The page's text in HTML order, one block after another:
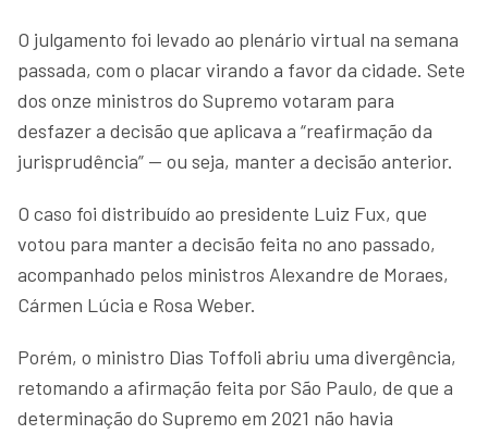
O julgamento foi levado ao plenário virtual na semana
passada, com o placar virando a favor da cidade. Sete
dos onze ministros do Supremo votaram para
desfazer a decisão que aplicava a “reafirmação da
jurisprudência” — ou seja, manter a decisão anterior.
O caso foi distribuído ao presidente Luiz Fux, que
votou para manter a decisão feita no ano passado,
acompanhado pelos ministros Alexandre de Moraes,
Cármen Lúcia e Rosa Weber.
Porém, o ministro Dias Toffoli abriu uma divergência,
retomando a afirmação feita por São Paulo, de que a
determinação do Supremo em 2021 não havia